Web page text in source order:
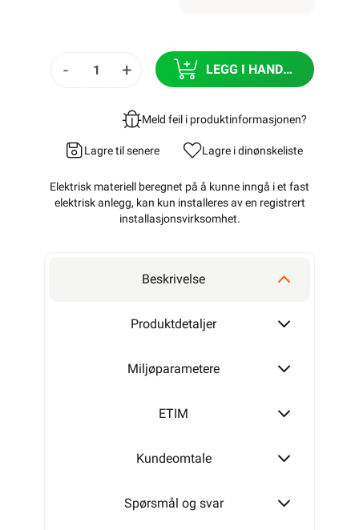
- + LEGG I HANDLEKURV
Meld feil i produktinformasjonen?
Lagre til senere Lagre i dinønskeliste
Elektrisk materiell beregnet på å kunne inngå i et fast
elektrisk anlegg, kan kun installeres av en registrert
installasjonsvirksomhet.
Beskrivelse
Produktdetaljer
Miljøparametere
ETIM
Kundeomtale
Spørsmål og svar